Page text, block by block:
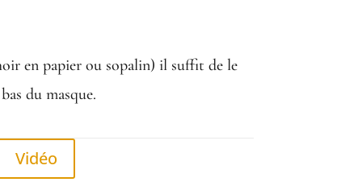
en papier ou sopalin) il suffit de le
du masque.
Vidéo